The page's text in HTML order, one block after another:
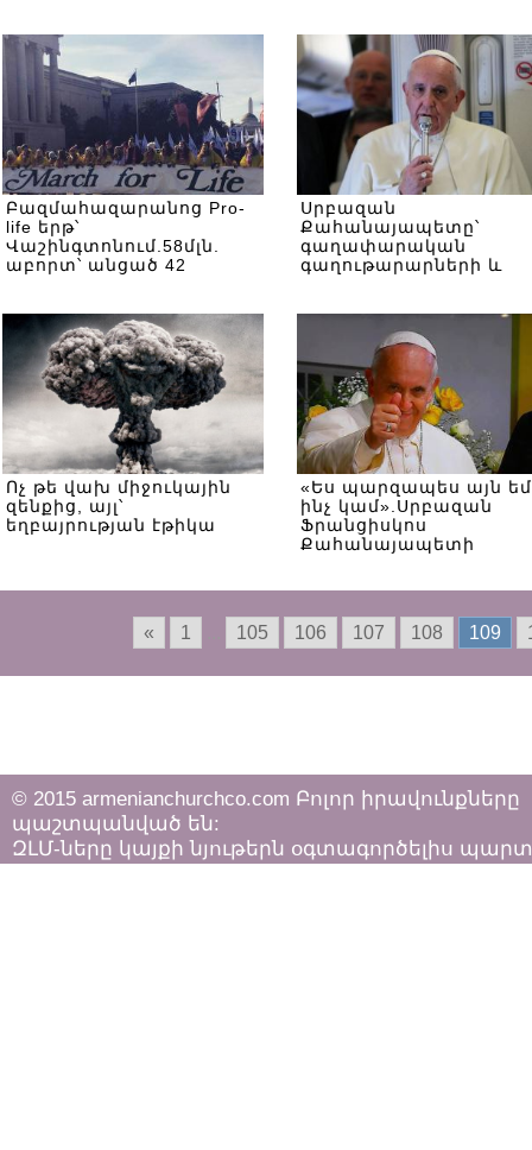
Բազմահազարանոց Pro-
life երթ՝
Վաշինգտոնում.58մլն.
աբորտ՝ անցած 42
Սրբազան
Քահանայապետը՝
գաղափարական
գաղութարարների և
վերադառանալիս
Ոչ թե վախ միջուկային
զենքից, այլ՝
եղբայրության էթիկա
«Ես պարզապես այն
ինչ կամ».Սրբազան
Ֆրանցիսկոս
Քահանայապետի
« 1 105 106 107 108 109
© 2015 armenianchurchco.com Բոլոր իրավունքները
պաշտպանված են:
ԶԼՄ-ները կայքի նյութերն օգտագործելիս